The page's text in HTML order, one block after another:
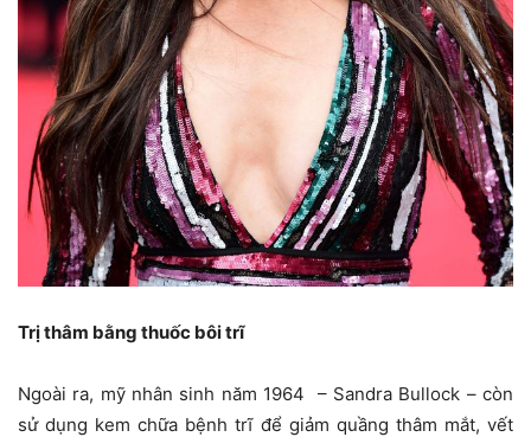
Trị thâm bằng thuốc bôi trĩ
Ngoài ra, mỹ nhân sinh năm 1964 – Sandra Bullock – còn
sử dụng kem chữa bệnh trĩ để giảm quầng thâm mắt, vết